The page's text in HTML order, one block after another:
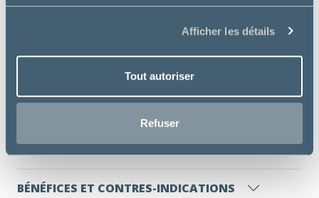
Afficher les détails
Tout autoriser
Refuser
minutes en moyenne).
Permet de réduire la formation de la plaque
contre la mauvaise haleine.
BÉNÉFICES ET CONTRES-INDICATIONS